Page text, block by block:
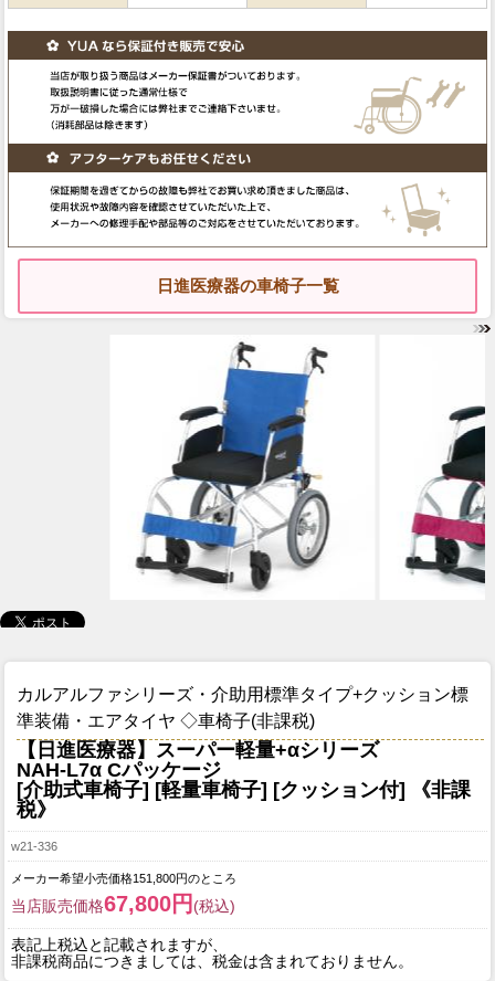
日進医療器の車椅子一覧
カルアルファシリーズ・介助用標準タイプ+クッション標
準装備・エアタイヤ ◇車椅子(非課税)
【日進医療器】スーパー軽量+αシリーズ
NAH-L7α Cパッケージ
[介助式車椅子] [軽量車椅子] [クッション付] 《非課
税》
w21-336
メーカー希望小売価格151,800円のところ
当店販売価格67,800円 (税込)
表記上税込と記載されますが、
非課税商品につきましては、税金は含まれておりません。